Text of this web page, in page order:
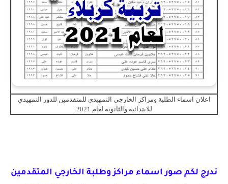
اعلان اسماء الطلبة ومراكز الخارجي التمهيدي للمتقدمين للدور التمهيدي
للابتدائيه والثانويه لعام 2021
ندرج لكم صور اسماء مراكز وطلبة الخارجي المتقدمين